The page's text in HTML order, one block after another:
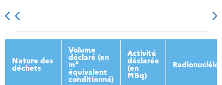
2013 2014 2015 2016
Nature des
déchets
Volume
déclaré (en
m³
équivalent
conditionné)
Activité
déclarée
(en
MBq)